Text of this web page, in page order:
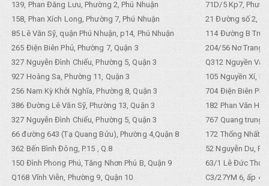
139, Phan Đăng Lưu, Phường 2, Phú Nhuận
71D/5 Kp7,
158, Phan Xích Long, Phường 7, Phú Nhuận
21 Đường số 2,
85 Lê Văn Sỹ, quận Phú Nhuận, p14, Phú Nhuận
114 Đường B
265 Điện Biên Phủ, Phường 7, Quận 3
204/56 Nơ Trang
327 Nguyễn Đình Chiểu, Phường 5, Quận 3
Q312 Nguyền
927 Hoàng Sa, Phường 11, Quận 3
105 Nguyền Xí,
256 Nam Kỳ Khởi Nghĩa, Phường 8, Quận 3
704 Điện Biên
386 Đường Lê Văn Sỹ, Phường 13, Quận 3
182 Phan Văn
327 Nguyễn Đình Chiểu, Phường 5, Quận 3
767 Quang trung,
66 đường 643 (Tạ Quang Bửu), Phường 4,Quận 8
172 Thống Nhất.
362 Bến Bình Đông, P.15 , Q.8
52 Nguyễn Du,
150 Đình Phong Phú, Tăng Nhơn Phú B, Quận 9
63/1 Lê Đức Thọ,
Q168 Vĩnh Viễn, Phường 9, Quận 10
C3/27YM 6, ấp 4,